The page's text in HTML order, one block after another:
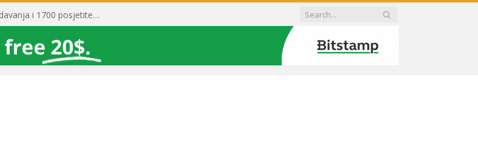
Toni Milun postao “milijarder”! Vrhunska predavanja i 1700 posjetitelja obilježili su mjesec financijske pismenosti